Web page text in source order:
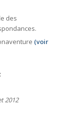
des
(voir
2012